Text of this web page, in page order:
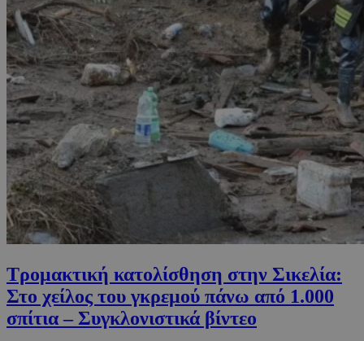
Τρομακτική κατολίσθηση στην Σικελία:
Στο χείλος του γκρεμού πάνω από 1.000
σπίτια – Συγκλονιστικά βίντεο